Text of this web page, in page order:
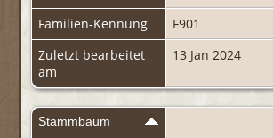
Familien-Kennung F901
Zuletzt bearbeitet
am
13 Jan 2024
Stammbaum